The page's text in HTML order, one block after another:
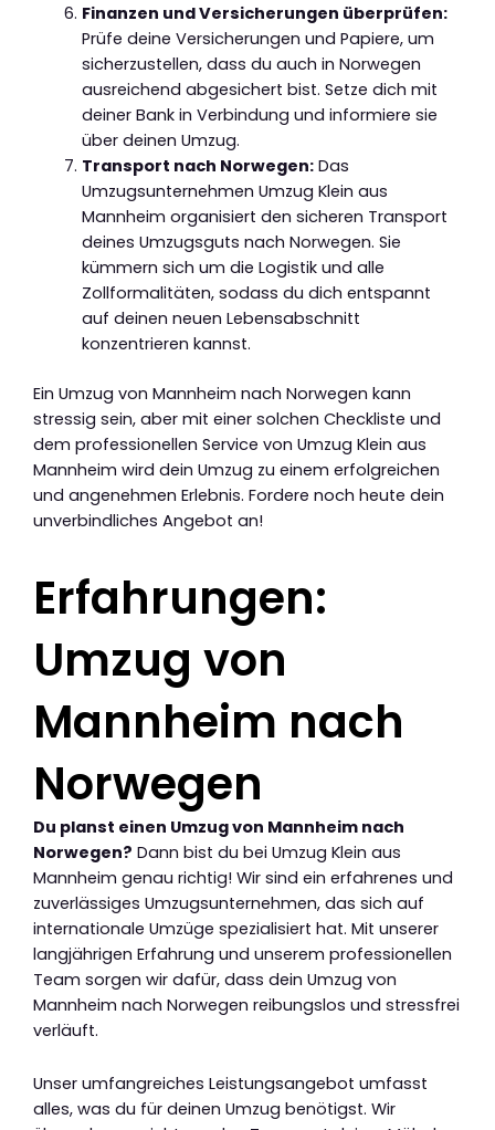
Finanzen und Versicherungen überprüfen:
Prüfe deine Versicherungen und Papiere, um
sicherzustellen, dass du auch in Norwegen
ausreichend abgesichert bist. Setze dich mit
deiner Bank in Verbindung und informiere sie
über deinen Umzug.
Transport nach Norwegen:Das
Umzugsunternehmen Umzug Klein aus
Mannheim organisiert den sicheren Transport
deines Umzugsguts nach Norwegen. Sie
kümmern sich um die Logistik und alle
Zollformalitäten, sodass du dich entspannt
auf deinen neuen Lebensabschnitt
konzentrieren kannst.
Ein Umzug von Mannheim nach Norwegen kann
stressig sein, aber mit einer solchen Checkliste und
dem professionellen Service von Umzug Klein aus
Mannheim wird dein Umzug zu einem erfolgreichen
und angenehmen Erlebnis. Fordere noch heute dein
unverbindliches Angebot an!
Erfahrungen:
Umzug von
Mannheim nach
Norwegen
Du planst einen Umzug von Mannheim nach
Norwegen? Dann bist du bei Umzug Klein aus
Mannheim genau richtig! Wir sind ein erfahrenes und
zuverlässiges Umzugsunternehmen, das sich auf
internationale Umzüge spezialisiert hat. Mit unserer
langjährigen Erfahrung und unserem professionellen
Team sorgen wir dafür, dass dein Umzug von
Mannheim nach Norwegen reibungslos und stressfrei
verläuft.
Unser umfangreiches Leistungsangebot umfasst
alles, was du für deinen Umzug benötigst. Wir